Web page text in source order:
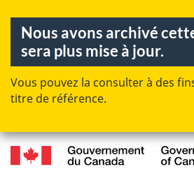
au
à
«
Au
sujet
»
à
la
HTML
Nous avons archivé
sera plus mise à jour.
Vous pouvez la consulter à des
titre de référence.